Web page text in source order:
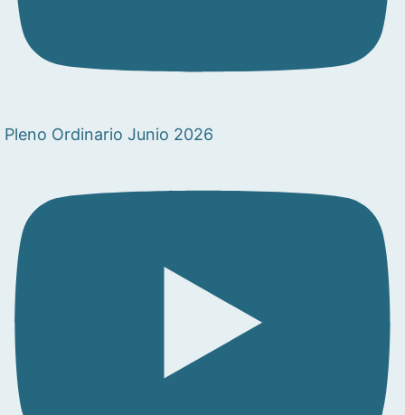
Pleno Ordinario Junio 2026